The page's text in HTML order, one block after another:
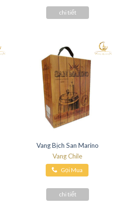
chi tiết
Vang Bịch San Marino
Vang Chile
Gọi Mua
chi tiết